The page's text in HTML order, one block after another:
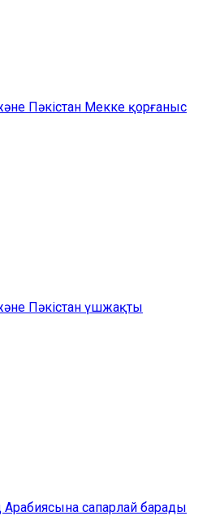
Пәкістан Мекке қорғаныс
Пәкістан үшжақты
сапарлай барады